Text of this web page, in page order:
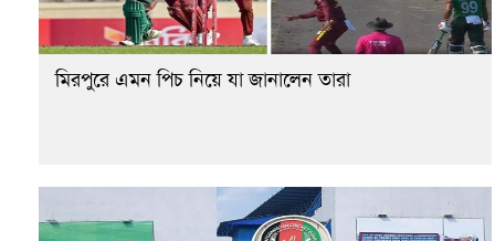
মিরপুরে এমন পিচ নিয়ে যা জানালেন তারা